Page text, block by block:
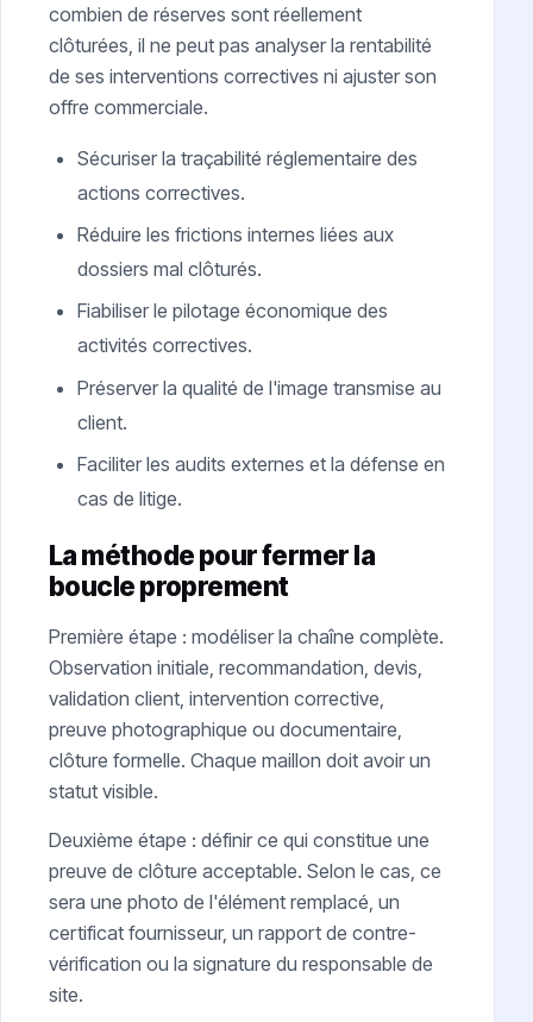
combien de réserves sont réellement
clôturées, il ne peut pas analyser la rentabilité
de ses interventions correctives ni ajuster son
offre commerciale.
Sécuriser la traçabilité réglementaire des
actions correctives.
Réduire les frictions internes liées aux
dossiers mal clôturés.
Fiabiliser le pilotage économique des
activités correctives.
Préserver la qualité de l'image transmise au
client.
Faciliter les audits externes et la défense en
cas de litige.
La méthode pour fermer la
boucle proprement
Première étape : modéliser la chaîne complète.
Observation initiale, recommandation, devis,
validation client, intervention corrective,
preuve photographique ou documentaire,
clôture formelle. Chaque maillon doit avoir un
statut visible.
Deuxième étape : définir ce qui constitue une
preuve de clôture acceptable. Selon le cas, ce
sera une photo de l'élément remplacé, un
certificat fournisseur, un rapport de contre-
vérification ou la signature du responsable de
site.